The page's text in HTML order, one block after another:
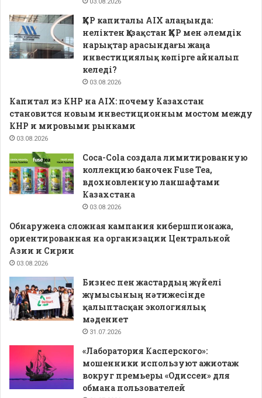
03.08.2026
ҚХР капиталы AIX алаңында:
неліктен Қазақстан ҚХР мен әлемдік
нарықтар арасындағы жаңа
инвестициялық көпірге айналып
келеді?
03.08.2026
Капитал из КНР на AIX: почему Казахстан
становится новым инвестиционным мостом между
КНР и мировыми рынками
03.08.2026
Coca-Cola создала лимитированную
коллекцию баночек Fuse Tea,
вдохновленную ланшафтами
Казахстана
03.08.2026
Обнаружена сложная кампания кибершпионажа,
ориентированная на организации Центральной
Азии и Сирии
03.08.2026
Бизнес пен жастардың жүйелі
жұмысының нәтижесінде
қалыптасқан экологиялық
мәдениет
31.07.2026
«Лаборатория Касперского»:
мошенники используют ажиотаж
вокруг премьеры «Одиссеи» для
обмана пользователей